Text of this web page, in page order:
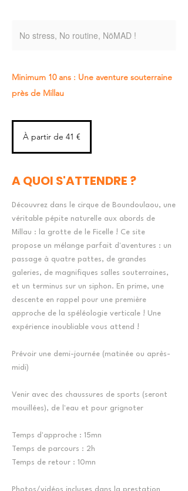
No stress, No routine, NöMAD !
Minimum 10 ans : Une aventure souterraine
près de Millau
partir
euros
À partir de 41 €
A QUOI S'ATTENDRE ?
Découvrez dans le cirque de Boundoulaou, une
véritable pépite naturelle aux abords de
Millau : la grotte de le Ficelle ! Ce site
propose un mélange parfait d'aventures : un
passage à quatre pattes, de grandes
galeries, de magnifiques salles souterraines,
et un terminus sur un siphon. En prime, une
descente en rappel pour une première
approche de la spéléologie verticale ! Une
expérience inoubliable vous attend !
Prévoir une demi-journée (matinée ou après-
midi)
Venir avec des chaussures de sports (seront
mouillées), de l'eau et pour grignoter
Temps d'approche : 15mn
Temps de parcours : 2h
Temps de retour : 10mn